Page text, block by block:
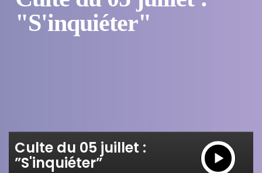
"S'inquiéter"
Culte du 05 juillet :
”S'inquiéter”